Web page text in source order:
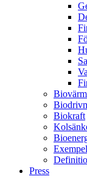
Biokraft
Press